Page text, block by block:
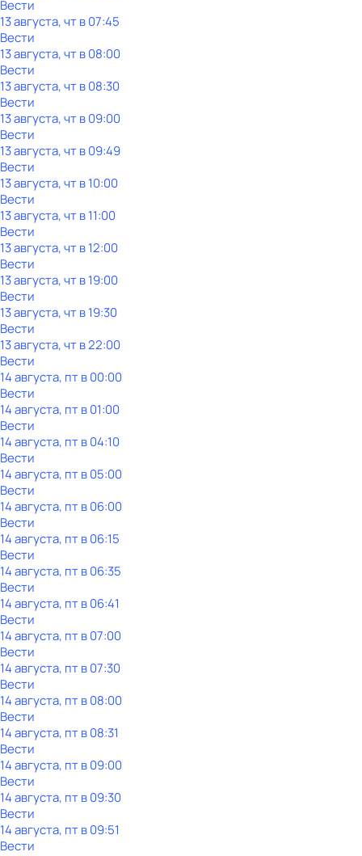
Вести
13 августа, чт в 07:45
Вести
13 августа, чт в 08:00
Вести
13 августа, чт в 08:30
Вести
13 августа, чт в 09:00
Вести
13 августа, чт в 09:49
Вести
13 августа, чт в 10:00
Вести
13 августа, чт в 11:00
Вести
13 августа, чт в 12:00
Вести
13 августа, чт в 19:00
Вести
13 августа, чт в 19:30
Вести
13 августа, чт в 22:00
Вести
14 августа, пт в 00:00
Вести
14 августа, пт в 01:00
Вести
14 августа, пт в 04:10
Вести
14 августа, пт в 05:00
Вести
14 августа, пт в 06:00
Вести
14 августа, пт в 06:15
Вести
14 августа, пт в 06:35
Вести
14 августа, пт в 06:41
Вести
14 августа, пт в 07:00
Вести
14 августа, пт в 07:30
Вести
14 августа, пт в 08:00
Вести
14 августа, пт в 08:31
Вести
14 августа, пт в 09:00
Вести
14 августа, пт в 09:30
Вести
14 августа, пт в 09:51
Вести